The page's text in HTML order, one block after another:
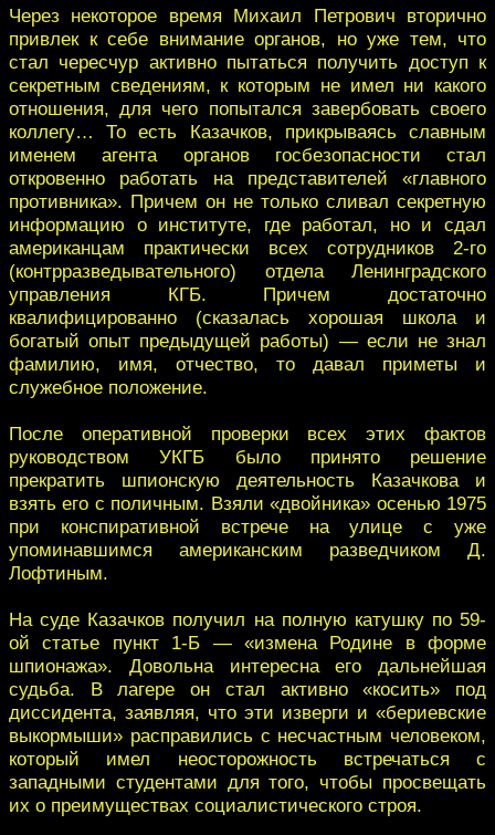
Через некоторое время Михаил Петрович вторично
привлек к себе внимание органов, но уже тем, что
стал чересчур активно пытаться получить доступ к
секретным сведениям, к которым не имел ни какого
отношения, для чего попытался завербовать своего
коллегу… То есть Казачков, прикрываясь славным
именем агента органов госбезопасности стал
откровенно работать на представителей «главного
противника». Причем он не только сливал секретную
информацию о институте, где работал, но и сдал
американцам практически всех сотрудников 2-го
(контрразведывательного) отдела Ленинградского
управления КГБ. Причем достаточно
квалифицированно (сказалась хорошая школа и
богатый опыт предыдущей работы) — если не знал
фамилию, имя, отчество, то давал приметы и
служебное положение.
После оперативной проверки всех этих фактов
руководством УКГБ было принято решение
прекратить шпионскую деятельность Казачкова и
взять его с поличным. Взяли «двойника» осенью 1975
при конспиративной встрече на улице с уже
упоминавшимся американским разведчиком Д.
Лофтиным.
На суде Казачков получил на полную катушку по 59-
ой статье пункт 1-Б — «измена Родине в форме
шпионажа». Довольна интересна его дальнейшая
судьба. В лагере он стал активно «косить» под
диссидента, заявляя, что эти изверги и «бериевские
выкормыши» расправились с несчастным человеком,
который имел неосторожность встречаться с
западными студентами для того, чтобы просвещать
их о преимуществах социалистического строя.